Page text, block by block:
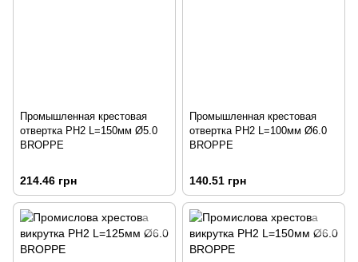
Промышленная крестовая
отвертка PH2 L=150мм Ø5.0
BROPPE
214.46 грн
Промышленная крестовая
отвертка PH2 L=100мм Ø6.0
BROPPE
140.51 грн